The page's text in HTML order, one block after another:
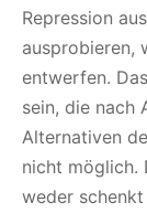
Repression
ausprobieren,
entwerfen.
sein, die nach
Alternativen
nicht möglich.
weder